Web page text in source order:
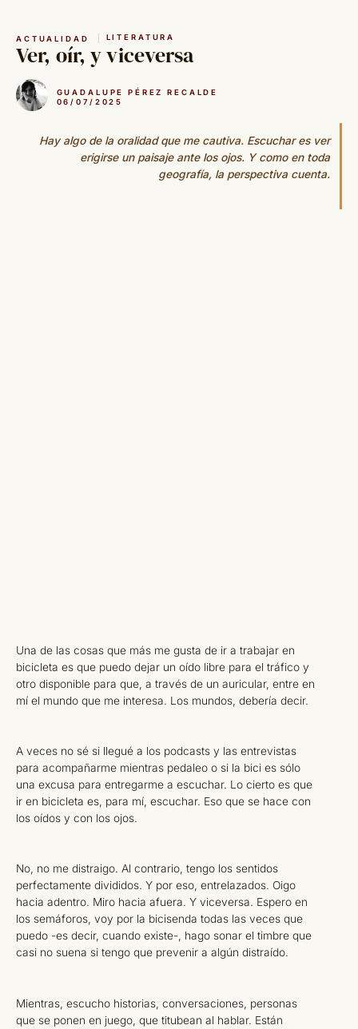
contenido
ACTUALIDAD LITERATURA
Ver, oír, y viceversa
GUADALUPE PÉREZ RECALDE
06/07/2025
Hay algo de la oralidad que me cautiva. Escuchar es ver
erigirse un paisaje ante los ojos. Y como en toda
geografía, la perspectiva cuenta.
Una de las cosas que más me gusta de ir a trabajar en
bicicleta es que puedo dejar un oído libre para el tráfico y
otro disponible para que, a través de un auricular, entre en
mí el mundo que me interesa. Los mundos, debería decir.
A veces no sé si llegué a los podcasts y las entrevistas
para acompañarme mientras pedaleo o si la bici es sólo
una excusa para entregarme a escuchar. Lo cierto es que
ir en bicicleta es, para mí, escuchar. Eso que se hace con
los oídos y con los ojos.
No, no me distraigo. Al contrario, tengo los sentidos
perfectamente divididos. Y por eso, entrelazados. Oigo
hacia adentro. Miro hacia afuera. Y viceversa. Espero en
los semáforos, voy por la bicisenda todas las veces que
puedo -es decir, cuando existe-, hago sonar el timbre que
casi no suena si tengo que prevenir a algún distraído.
Mientras, escucho historias, conversaciones, personas
que se ponen en juego, que titubean al hablar. Están